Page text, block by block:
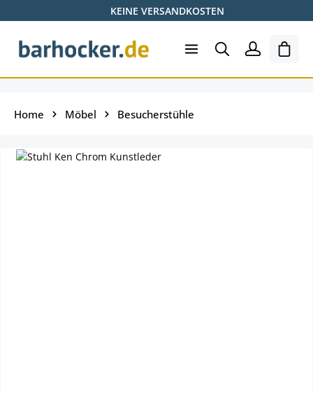
Zum Hauptinhalt springenKEINE VERSANDKOSTEN
Home Möbel Besucherstühle